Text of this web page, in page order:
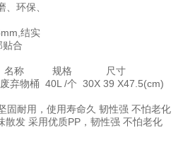
环保、
结实
贴合
规格 尺寸
弃物桶 40L /个 30X 39 X47.5(cm)
固耐用，使用寿命久 韧性强 不怕老化
散发 采用优质PP，韧性强 不怕老化